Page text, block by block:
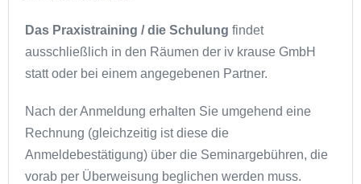
Das Praxistraining / die Schulung findet
ausschließlich in den Räumen der iv krause GmbH
statt oder bei einem angegebenen Partner.
Nach der Anmeldung erhalten Sie umgehend eine
Rechnung (gleichzeitig ist diese die
Anmeldebestätigung) über die Seminargebühren, die
vorab per Überweisung beglichen werden muss.